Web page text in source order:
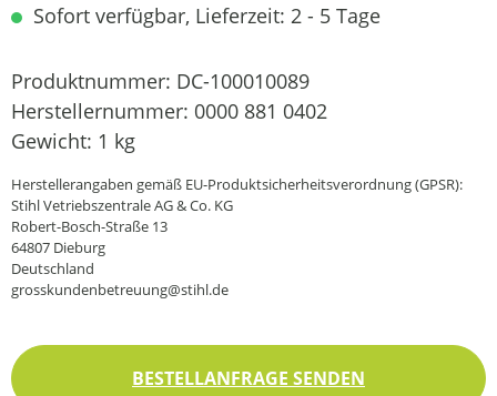
Sofort verfügbar, Lieferzeit: 2 - 5 Tage
Produktnummer: DC-100010089
Herstellernummer: 0000 881 0402
Gewicht: 1 kg
Herstellerangaben gemäß EU-Produktsicherheitsverordnung (GPSR):
Stihl Vetriebszentrale AG & Co. KG
Robert-Bosch-Straße 13
64807 Dieburg
Deutschland
grosskundenbetreuung@stihl.de
BESTELLANFRAGE SENDEN